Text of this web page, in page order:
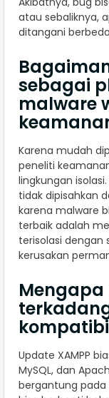
atau sebaliknya,
ditangani berbeda
sebagai
malware
Karena mudah
peneliti
lingkungan
tidak dipisahkan
karena malware
terbaik adalah
terisolasi dengan
kerusakan
Mengapa
Update XAMPP
MySQL, dan
bergantung